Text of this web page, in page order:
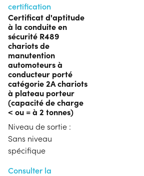
certification
Certificat d'aptitude
à la conduite en
sécurité R489
chariots de
manutention
automoteurs à
conducteur porté
catégorie 2A chariots
à plateau porteur
(capacité de charge
< ou = à 2 tonnes)
Niveau de sortie :
Sans niveau
spécifique
Consulter la